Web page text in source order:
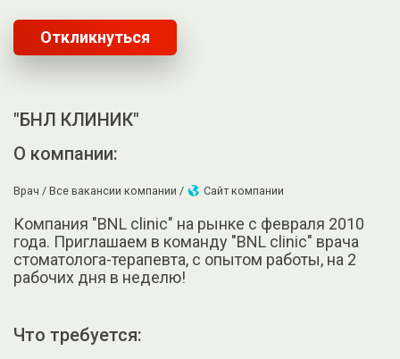
Откликнуться
"БНЛ КЛИНИК"
О компании:
Врач / Все вакансии компании / Сайт компании
Компания "BNL clinic" на рынке с февраля 2010
года. Приглашаем в команду "BNL clinic" врача
стоматолога-терапевта, с опытом работы, на 2
рабочих дня в неделю!
Что требуется: